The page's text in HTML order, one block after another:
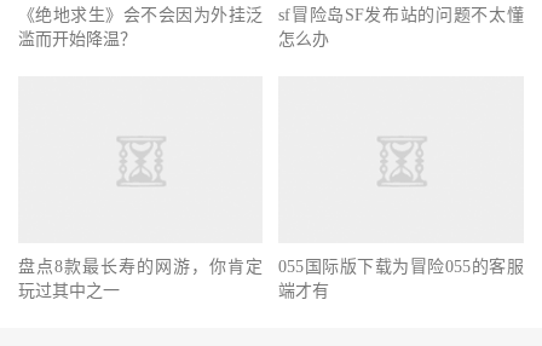
《绝地求生》会不会因为外挂泛
滥而开始降温？
sf冒险岛SF发布站的问题不太懂
怎么办
盘点8款最长寿的网游，你肯定
玩过其中之一
055国际版下载为冒险055的客服
端才有